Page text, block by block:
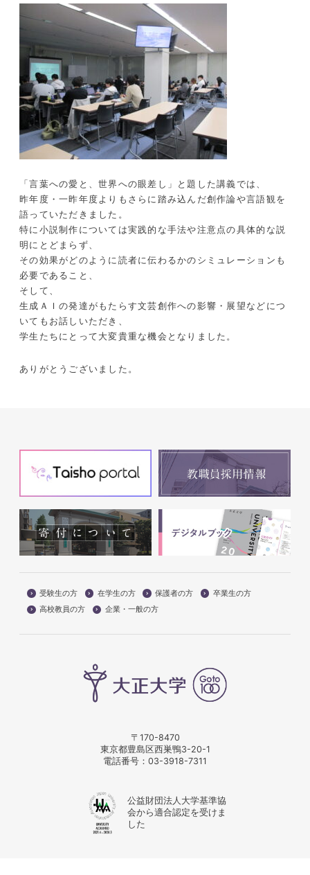
「言葉への愛と、世界への眼差し」と題した講義では、
昨年度・一昨年度よりもさらに踏み込んだ創作論や言語観を
語っていただきました。
特に小説制作については実践的な手法や注意点の具体的な説
明にとどまらず、
その効果がどのように読者に伝わるかのシミュレーションも
必要であること、
そして、
生成ＡＩの発達がもたらす文芸創作への影響・展望などにつ
いてもお話しいただき、
学生たちにとって大変貴重な機会となりました。
ありがとうございました。
受験生の方 在学生の方 保護者の方
卒業生の方
高校教員の方
企業・一般の方
〒170-8470
東京都豊島区西巣鴨3-20-1
電話番号： 03-3918-7311
公益財団法人大学基準協
会から適合認定を受けま
した